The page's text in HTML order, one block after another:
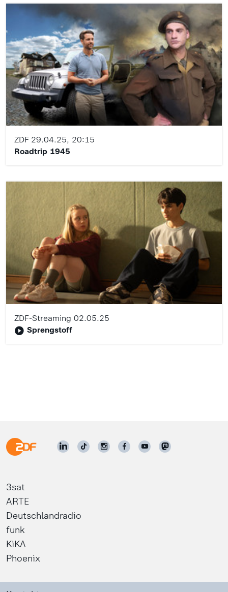
ZDF29.04.25, 20:15
Roadtrip 1945
ZDF-Streaming 02.05.25
Sprengstoff
3sat
ARTE
Deutschlandradio
funk
KiKA
Phoenix